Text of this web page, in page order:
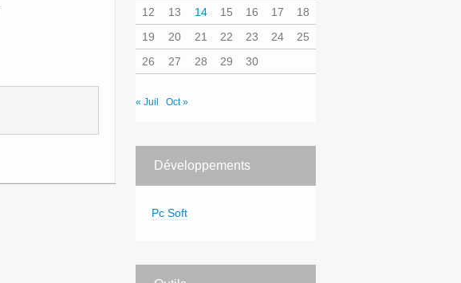
12
13 14 15 16 17
18
19
20 21 22 23 24
25
26
27 28 29 30
« Juil Oct »
Développements
Pc Soft